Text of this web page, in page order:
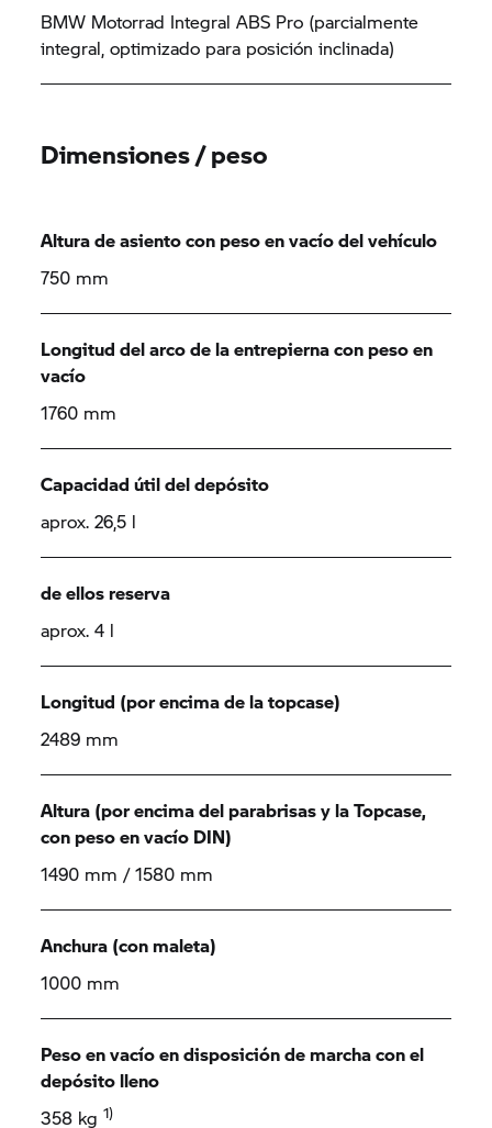
BMW Motorrad Integral ABS Pro (parcialmente
integral, optimizado para posición inclinada)
Dimensiones / peso
Altura de asiento con peso en vacío del vehículo
750 mm
Longitud del arco de la entrepierna con peso en
vacío
1760 mm
Capacidad útil del depósito
aprox. 26,5 l
de ellos reserva
aprox. 4 l
Longitud (por encima de la topcase)
2489 mm
Altura (por encima del parabrisas y la Topcase,
con peso en vacío DIN)
1490 mm / 1580 mm
Anchura (con maleta)
1000 mm
Peso en vacío en disposición de marcha con el
depósito lleno
358 kg 1)